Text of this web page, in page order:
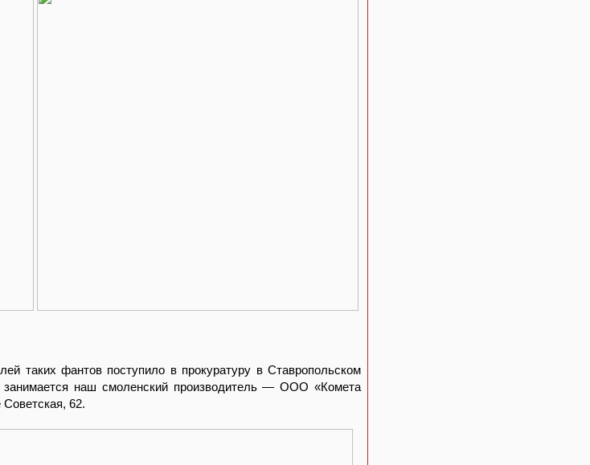
таких фантов поступило в прокуратуру в Ставропольском
занимается наш смоленский производитель — ООО «Комета
62.